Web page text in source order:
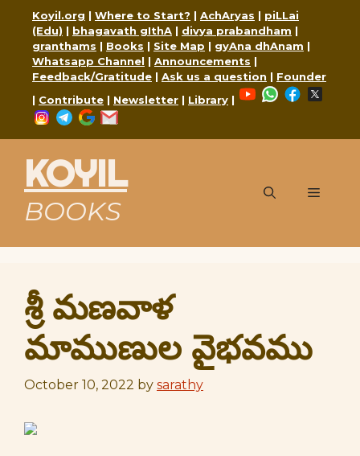
content
Koyil.org | Where to Start? | AchAryas | piLLai
(Edu) | bhagavath gIthA | divya prabandham |
granthams | Books | Site Map | gyAna dhAnam |
Whatsapp Channel | Announcements |
Feedback/Gratitude | Ask us a question | Founder
| Contribute | Newsletter | Library |
YouTubeWhatsApp
Facebook
Instagram
Telegram
Google
KOYIL
BOOKS
Menu
శ్రీ మణవాళ
మాముణుల వైభవము
October 10, 2022 by sarathy